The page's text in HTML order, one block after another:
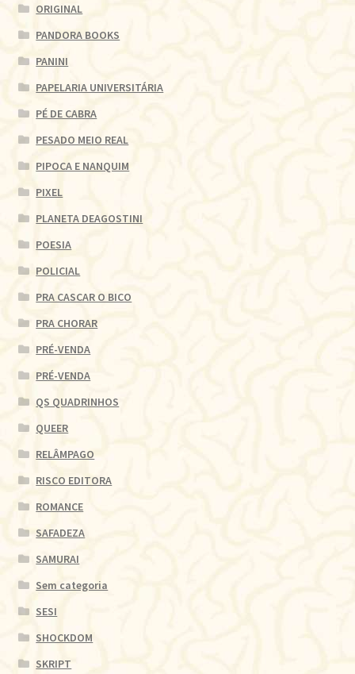
ORIGINAL
PANDORA BOOKS
PANINI
PAPELARIA UNIVERSITÁRIA
PÉ DE CABRA
PESADO MEIO REAL
PIPOCA E NANQUIM
PIXEL
PLANETA DEAGOSTINI
POESIA
POLICIAL
PRA CASCAR O BICO
PRA CHORAR
PRÉ-VENDA
PRÉ-VENDA
QS QUADRINHOS
QUEER
RELÂMPAGO
RISCO EDITORA
ROMANCE
SAFADEZA
SAMURAI
Sem categoria
SESI
SHOCKDOM
SKRIPT